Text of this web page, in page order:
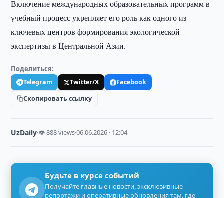
Включение международных образовательных программ в
учебный процесс укрепляет его роль как одного из
ключевых центров формирования экологической
экспертизы в Центральной Азии.
Поделиться:
Telegram Twitter/X
Facebook
Скопировать ссылку
UzDaily·👁 888 views·06.06.2026 · 12:04
Будьте в курсе событий
Получайте главные новости, эксклюзивные
репортажи и оперативные обновления там, где